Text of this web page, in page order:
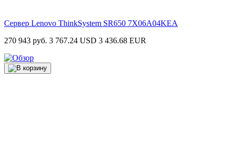
Сервер Lenovo ThinkSystem SR650 7X06A04KEA
270 943 руб. 3 767.24 USD 3 436.68 EUR